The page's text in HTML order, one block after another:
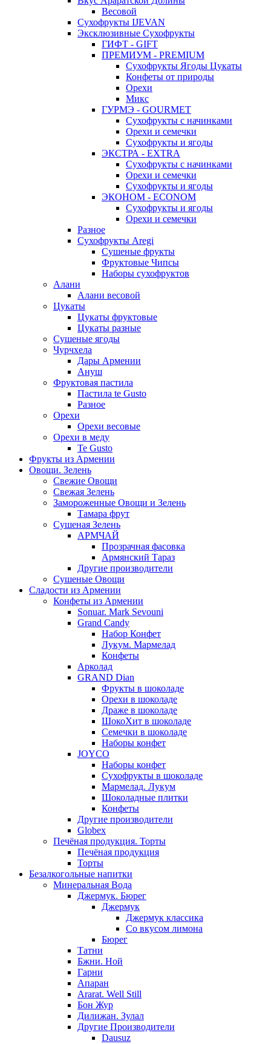
Весовой
Сухофрукты IJEVAN
Эксклюзивные Сухофрукты
ГИФТ - GIFT
ПРЕМИУМ - PREMIUM
Сухофрукты Ягоды Цукаты
Конфеты от природы
Орехи
Микс
ГУРМЭ - GOURMET
Сухофрукты с начинками
Орехи и семечки
Сухофрукты и ягоды
ЭКСТРА - EXTRA
Сухофрукты с начинками
Орехи и семечки
Сухофрукты и ягоды
ЭКОНОМ - ECONOM
Сухофрукты и ягоды
Орехи и семечки
Разное
Сухофрукты Aregi
Сушеные фрукты
Фруктовые Чипсы
Наборы сухофруктов
Алани
Алани весовой
Цукаты
Цукаты фруктовые
Цукаты разные
Сушеные ягоды
Чурчхела
Дары Армении
Ануш
Фруктовая пастила
Пастила te Gusto
Разное
Орехи
Орехи весовые
Орехи в меду
Te Gusto
Фрукты из Армении
Овощи. Зелень
Свежие Овощи
Свежая Зелень
Замороженные Овощи и Зелень
Тамара фрут
Сушеная Зелень
АРМЧАЙ
Прозрачная фасовка
Армянский Тараз
Другие производители
Сушеные Овощи
Сладости из Армении
Конфеты из Армении
Sonuar. Mark Sevouni
Grand Candy
Набор Конфет
Лукум. Мармелад
Конфеты
Арколад
GRAND Dian
Фрукты в шоколаде
Орехи в шоколаде
Драже в шоколаде
ШокоХит в шоколаде
Семечки в шоколаде
Наборы конфет
JOYCO
Наборы конфет
Сухофрукты в шоколаде
Мармелад. Лукум
Шоколадные плитки
Конфеты
Другие производители
Globex
Печёная продукция. Торты
Печёная продукция
Торты
Безалкогольные напитки
Минеральная Вода
Джермук. Бюрег
Джермук
Джермук классика
Со вкусом лимона
Бюрег
Татни
Бжни. Ной
Гарни
Апаран
Ararat. Well Still
Бон Жур
Дилижан. Зулал
Другие Производители
Dausuz